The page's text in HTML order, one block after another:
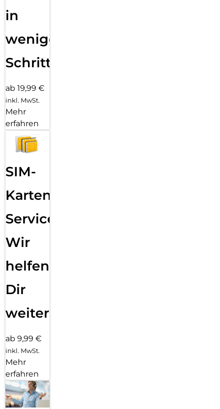
in
wenigen
Schritten
ab 19,99 €
inkl. MwSt.
Mehr
erfahren
SIM-
Karten
Service:
Wir
helfen
Dir
weiter
ab 9,99 €
inkl. MwSt.
Mehr
erfahren